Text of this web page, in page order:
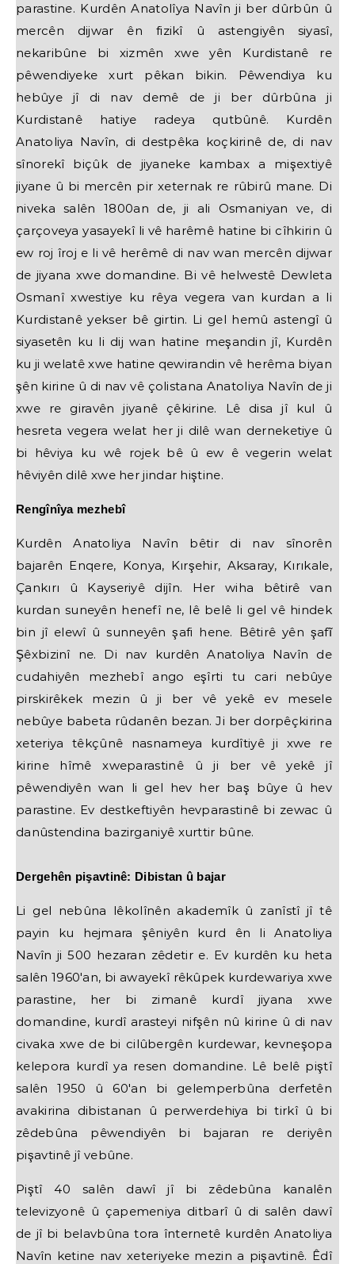
parastine. Kurdên Anatolîya Navîn ji ber dûrbûn û
mercên dijwar ên fizikî û astengiyên siyasî,
nekaribûne bi xizmên xwe yên Kurdistanê re
pêwendiyeke xurt pêkan bikin. Pêwendiya ku
hebûye jî di nav demê de ji ber dûrbûna ji
Kurdistanê hatiye radeya qutbûnê. Kurdên
Anatoliya Navîn, di destpêka koçkirinê de, di nav
sînorekî biçûk de jiyaneke kambax a mişextiyê
jiyane û bi mercên pir xeternak re rûbirû mane. Di
niveka salên 1800an de, ji ali Osmaniyan ve, di
çarçoveya yasayekî li vê harêmê hatine bi cîhkirin û
ew roj îroj e li vê herêmê di nav wan mercên dijwar
de jiyana xwe domandine. Bi vê helwestê Dewleta
Osmanî xwestiye ku rêya vegera van kurdan a li
Kurdistanê yekser bê girtin. Li gel hemû astengî û
siyasetên ku li dij wan hatine meşandin jî, Kurdên
ku ji welatê xwe hatine qewirandin vê herêma biyan
şên kirine û di nav vê çolistana Anatoliya Navîn de ji
xwe re giravên jiyanê çêkirine. Lê disa jî kul û
hesreta vegera welat her ji dilê wan derneketiye û
bi hêviya ku wê rojek bê û ew ê vegerin welat
hêviyên dilê xwe her jindar hiştine.
Rengînîya mezhebî
Kurdên Anatoliya Navîn bêtir di nav sînorên
bajarên Enqere, Konya, Kırşehir, Aksaray, Kırıkale,
Çankırı û Kayseriyê dijîn. Her wiha bêtirê van
kurdan suneyên henefî ne, lê belê li gel vê hindek
bin jî elewî û sunneyên şafi hene. Bêtirê yên şafĩ
Şêxbizinî ne. Di nav kurdên Anatoliya Navîn de
cudahiyên mezhebî ango eşîrti tu cari nebûye
pirskirêkek mezin û ji ber vê yekê ev mesele
nebûye babeta rûdanên bezan. Ji ber dorpêçkirina
xeteriya têkçûnê nasnameya kurdîtiyê ji xwe re
kirine hîmê xweparastinê û ji ber vê yekê jî
pêwendiyên wan li gel hev her baş bûye û hev
parastine. Ev destkeftiyên hevparastinê bi zewac û
danûstendina bazirganiyê xurttir bûne.
Dergehên pişavtinê: Dibistan û bajar
Li gel nebûna lêkolînên akademîk û zanîstî jî tê
payin ku hejmara şêniyên kurd ên li Anatoliya
Navîn ji 500 hezaran zêdetir e. Ev kurdên ku heta
salên 1960'an, bi awayekî rêkûpek kurdewariya xwe
parastine, her bi zimanê kurdî jiyana xwe
domandine, kurdî arasteyi nifşên nû kirine û di nav
civaka xwe de bi cilûbergên kurdewar, kevneşopa
kelepora kurdî ya resen domandine. Lê belê piştî
salên 1950 û 60'an bi gelemperbûna derfetên
avakirina dibistanan û perwerdehiya bi tirkî û bi
zêdebûna pêwendiyên bi bajaran re deriyên
pişavtinê jî vebûne.
Piştî 40 salên dawî jî bi zêdebûna kanalên
televizyonê û çapemeniya ditbarî û di salên dawî
de jî bi belavbûna tora înternetê kurdên Anatoliya
Navîn ketine nav xeteriyeke mezin a pişavtinê. Êdî